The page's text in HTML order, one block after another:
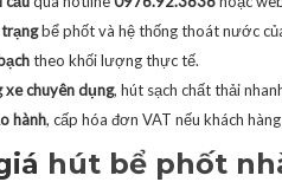
bể phốt và hệ thống thoát nước
theo khối lượng thực tế.
xe chuyên dụng, hút sạch chất thải
hành, cấp hóa đơn VAT nếu khách hàng
hút bể phốt